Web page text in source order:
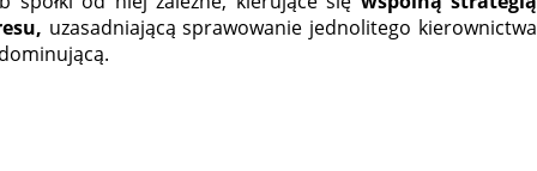
uzasadniającą sprawowanie jednolitego kierownictwa